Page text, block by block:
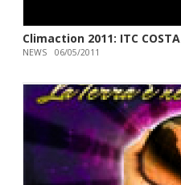
Climaction 2011: ITC COSTA
NEWS 06/05/2011